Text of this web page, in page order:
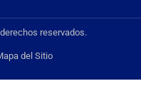
reservados.
del Sitio